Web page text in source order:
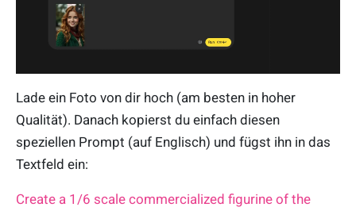
Lade ein Foto von dir hoch (am besten in hoher
Qualität). Danach kopierst du einfach diesen
speziellen Prompt (auf Englisch) und fügst ihn in das
Textfeld ein:
Create a 1/6 scale commercialized figurine of the